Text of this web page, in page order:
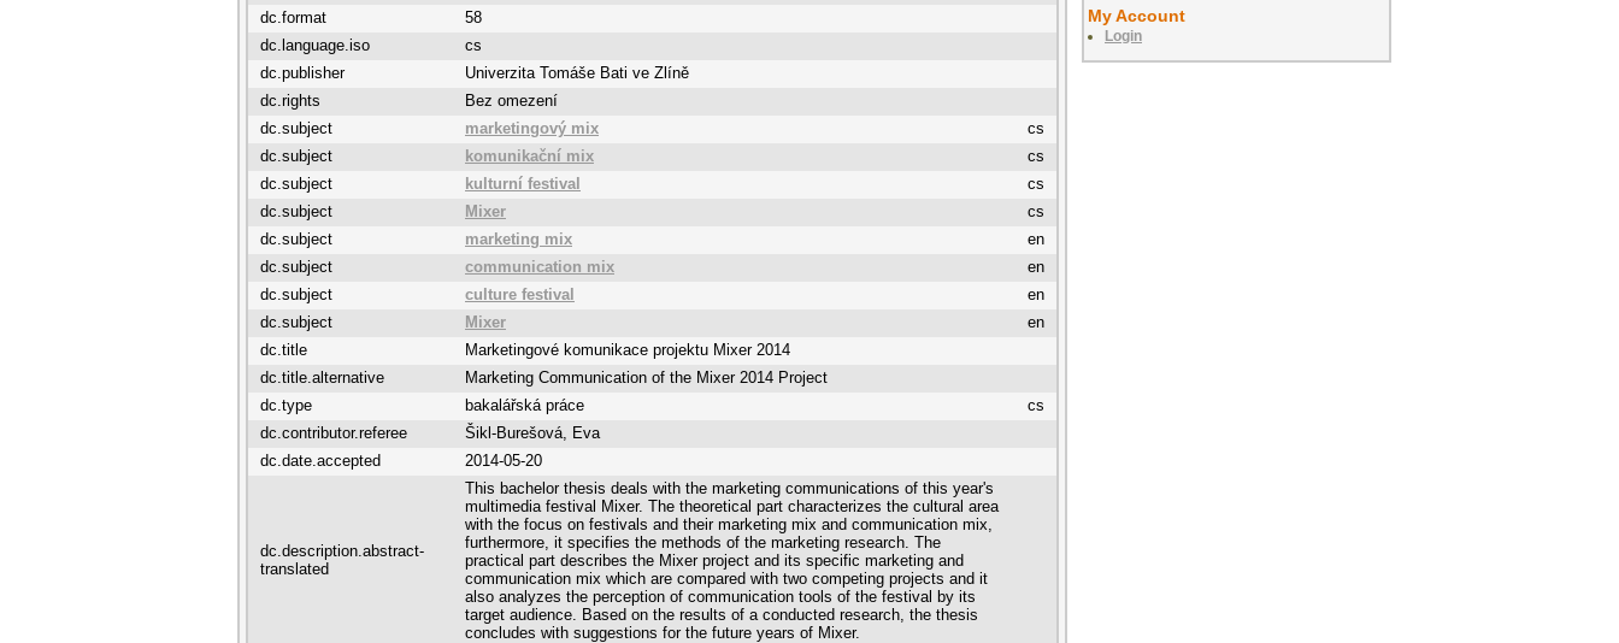
dc.format
58
dc.language.iso
cs
dc.publisher
Univerzita Tomáše Bati ve Zlíně
dc.rights
Bez omezení
dc.subject
marketingový mix
cs
dc.subject
komunikační mix
cs
dc.subject
kulturní festival
cs
dc.subject
Mixer
cs
dc.subject
marketing mix
en
dc.subject
communication mix
en
dc.subject
culture festival
en
dc.subject
Mixer
en
dc.title
Marketingové komunikace projektu Mixer 2014
dc.title.alternative
Marketing Communication of the Mixer 2014 Project
dc.type
bakalářská práce
cs
dc.contributor.referee
Šikl-Burešová, Eva
dc.date.accepted
2014-05-20
dc.description.abstract-
translated
This bachelor thesis deals with the marketing communications of this year's
multimedia festival Mixer. The theoretical part characterizes the cultural area
with the focus on festivals and their marketing mix and communication mix,
furthermore, it specifies the methods of the marketing research. The
practical part describes the Mixer project and its specific marketing and
communication mix which are compared with two competing projects and it
also analyzes the perception of communication tools of the festival by its
target audience. Based on the results of a conducted research, the thesis
concludes with suggestions for the future years of Mixer.
My Account
Login